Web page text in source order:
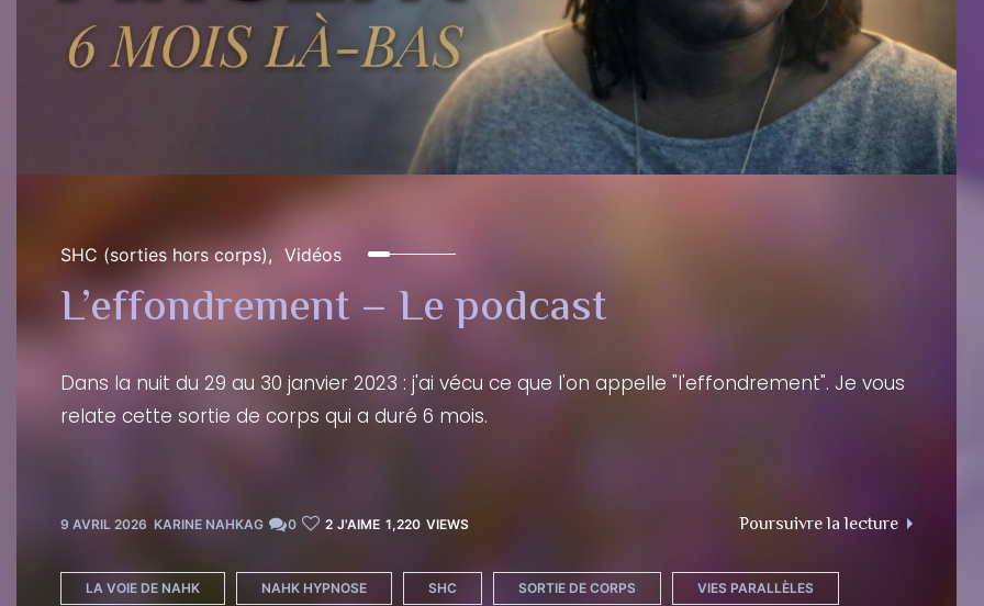
SHC (sorties hors corps) Vidéos
L’effondrement – Le podcast
Dans la nuit du 29 au 30 janvier 2023 : j'ai vécu ce que l'on appelle "l'effondrement". Je vous
relate cette sortie de corps qui a duré 6 mois.
9 AVRIL 2026 KARINE NAHKAG 0 2 J'AIME 1,220 VIEWS Poursuivre la lecture
LA VOIE DE NAHK NAHK HYPNOSE SHC SORTIE DE CORPS VIES PARALLÈLES